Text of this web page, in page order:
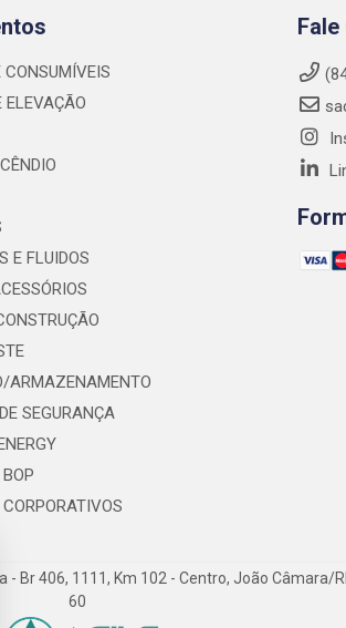
CONSUMÍVEIS
E FLUIDOS
ARMAZENAMENTO
SEGURANÇA
Br 406, 1111, Km 102 - Centro, João Câmara/
60